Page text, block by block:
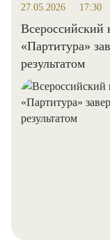
27.05.2026 17:30
Всероссийский
«Партитура»
результатом